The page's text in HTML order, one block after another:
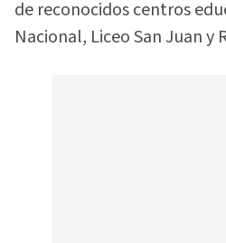
de reconocidos centros
Nacional, Liceo San Juan y